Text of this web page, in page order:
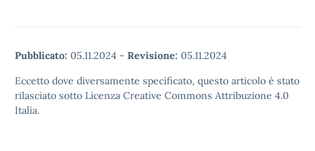
Pubblicato: 05.11.2024 - Revisione: 05.11.2024
Eccetto dove diversamente specificato, questo articolo è stato
rilasciato sotto Licenza Creative Commons Attribuzione 4.0
Italia.